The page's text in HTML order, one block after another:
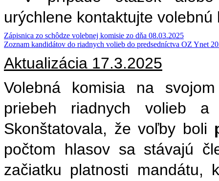
urýchlene kontaktujte
Zápisnica zo schôdze volebnej komisie zo dňa 08.03.2025
Zoznam kandidátov do riadnych volieb do predsedníctva OZ Ynet
Aktualizácia 17.3.2025
Volebná komisia na
priebeh riadnych volieb a
Skonštatovala, že voľby boli
počtom hlasov sa stávajú
začiatku platnosti mandátu,